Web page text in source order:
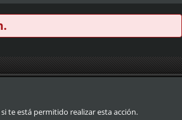
te está permitido realizar esta acción.